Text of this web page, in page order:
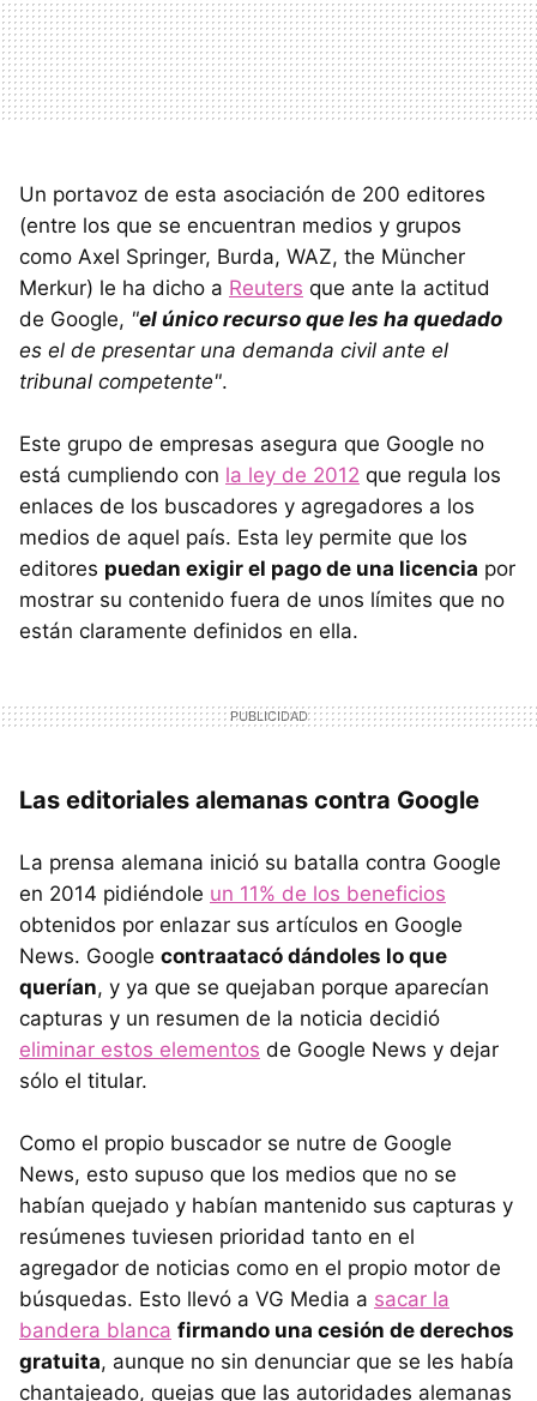
Un portavoz de esta asociación de 200 editores
(entre los que se encuentran medios y grupos
como Axel Springer, Burda, WAZ, the Müncher
Merkur) le ha dicho a Reuters que ante la actitud
de Google, "el único recurso que les ha quedado
es el de presentar una demanda civil ante el
tribunal competente".
Este grupo de empresas asegura que Google no
está cumpliendo con la ley de 2012 que regula los
enlaces de los buscadores y agregadores a los
medios de aquel país. Esta ley permite que los
editores puedan exigir el pago de una licencia por
mostrar su contenido fuera de unos límites que no
están claramente definidos en ella.
Las editoriales alemanas contra Google
La prensa alemana inició su batalla contra Google
en 2014 pidiéndole un 11% de los beneficios
obtenidos por enlazar sus artículos en Google
News. Google contraatacó dándoles lo que
querían, y ya que se quejaban porque aparecían
capturas y un resumen de la noticia decidió
eliminar estos elementos de Google News y dejar
sólo el titular.
Como el propio buscador se nutre de Google
News, esto supuso que los medios que no se
habían quejado y habían mantenido sus capturas y
resúmenes tuviesen prioridad tanto en el
agregador de noticias como en el propio motor de
búsquedas. Esto llevó a VG Media a sacar la
bandera blanca firmando una cesión de derechos
gratuita, aunque no sin denunciar que se les había
chantajeado, quejas que las autoridades alemanas